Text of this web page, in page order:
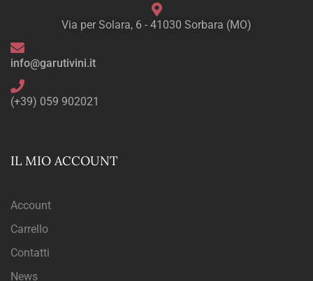
Via per Solara, 6 - 41030 Sorbara (MO)
info@garutivini.it
(+39) 059 902021
IL MIO ACCOUNT
Account
Carrello
Contatti
News